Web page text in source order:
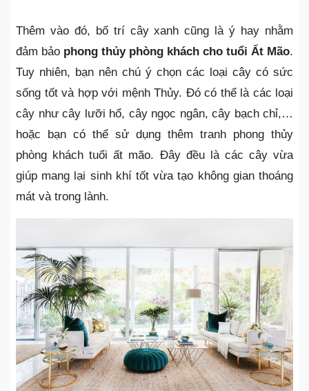
Thêm vào đó, bố trí cây xanh cũng là ý hay nhằm
đảm bảo phong thủy phòng khách cho tuổi Ất Mão.
Tuy nhiên, bạn nên chú ý chọn các loại cây có sức
sống tốt và hợp với mệnh Thủy. Đó có thể là các loại
cây như cây lưỡi hổ, cây ngọc ngân, cây bạch chỉ,…
hoặc bạn có thể sử dụng thêm tranh phong thủy
phòng khách tuổi ất mão. Đây đều là các cây vừa
giúp mang lại sinh khí tốt vừa tạo không gian thoáng
mát và trong lành.